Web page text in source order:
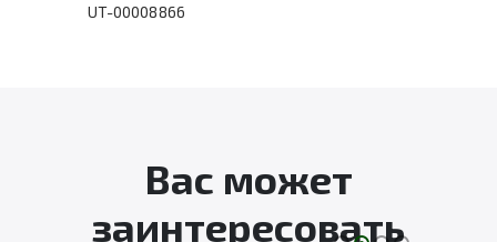
UT-00008866
Вас может
заинтересовать